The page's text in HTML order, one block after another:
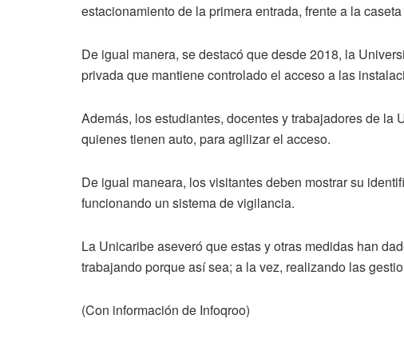
estacionamiento de la primera entrada, frente a la
De igual manera, se destacó que desde 2018, la
privada que mantiene controlado el acceso a las
Además, los estudiantes, docentes y trabajadores de
quienes tienen auto, para agilizar el acceso.
De igual maneara, los visitantes deben mostrar su
funcionando un sistema de vigilancia.
La Unicaribe aseveró que estas y otras medidas han
trabajando porque así sea; a la vez, realizando las
(Con información de Infoqroo)